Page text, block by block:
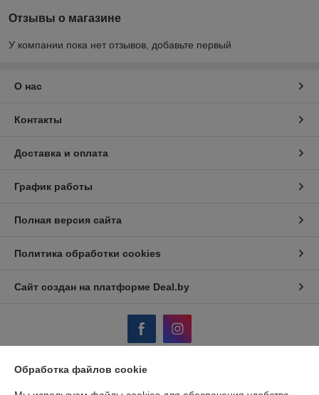
Отзывы о магазине
У компании пока нет отзывов, добавьте первый
О нас
Контакты
Доставка и оплата
График работы
Полная версия сайта
Политика обработки cookies
Сайт создан на платформе Deal.by
Обработка файлов cookie